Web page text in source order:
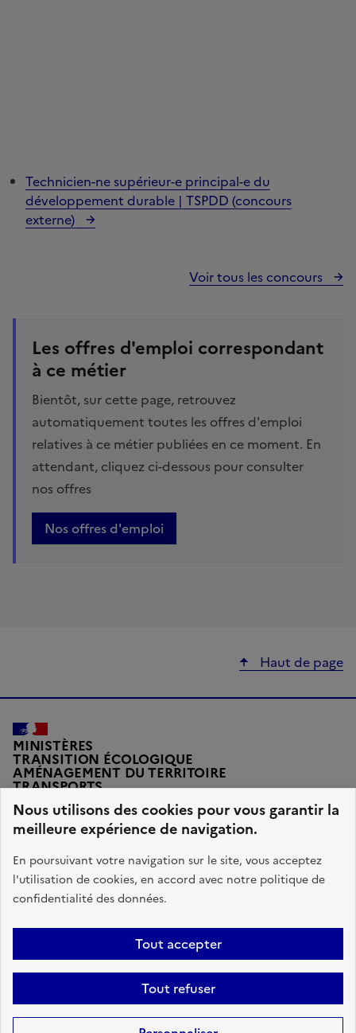
Nous utilisons des cookies pour vous garantir la
meilleure expérience de navigation.
En poursuivant votre navigation sur le site, vous acceptez
l'utilisation de cookies, en accord avec notre politique de
confidentialité des données.
Tout accepter
Tout refuser
Technicien-ne supérieur-e principal-e du
développement durable | TSPDD (concours
externe)
Voir tous les concours
Les offres d'emploi correspondant
à ce métier
Bientôt, sur cette page, retrouvez
automatiquement toutes les offres d'emploi
relatives à ce métier publiées en ce moment. En
attendant, cliquez ci-dessous pour consulter
nos offres
Nos offres d'emploi
Haut de page
MINISTÈRES
TRANSITION ÉCOLOGIQUE
AMÉNAGEMENT DU TERRITOIRE
TRANSPORTS
VILLE ET LOGEMENT
legifrance.gouv.fr
gouvernement.fr
Plan du site Accessibilité : conforme
Données personnelles
Mentions légales